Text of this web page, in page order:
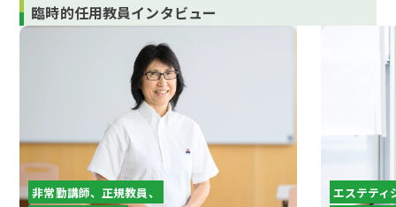
臨時的任用教員インタビュー
非常勤講師、正規教員、
エステティ